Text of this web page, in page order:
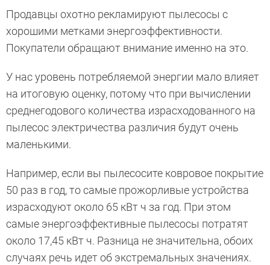
Продавцы охотно рекламируют пылесосы с
хорошими метками энергоэффективности.
Покупатели обращают внимание именно на это.
У нас уровень потребляемой энергии мало влияет
на итоговую оценку, потому что при вычислении
среднегодового количества израсходованного на
пылесос электричества различия будут очень
маленькими.
Например, если вы пылесосите ковровое покрытие
50 раз в год, то самые прожорливые устройства
израсходуют около 65 кВт ч за год. При этом
самые энергоэффективные пылесосы потратят
около 17,45 кВт ч. Разница не значительна, обоих
случаях речь идет об экстремальных значениях.